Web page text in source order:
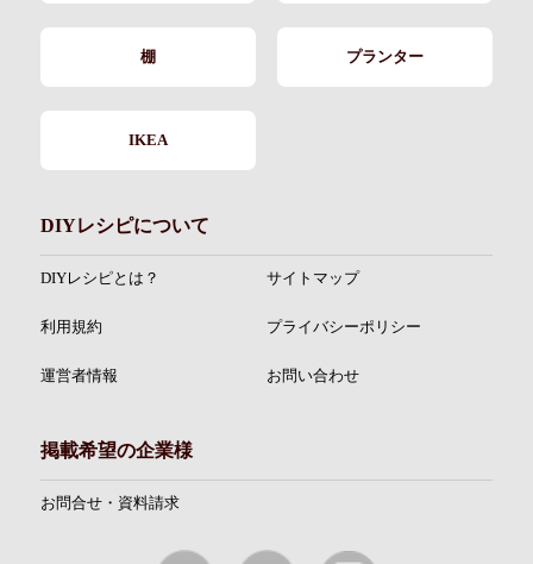
棚 プランター
IKEA
DIYレシピについて
DIYレシピとは？ サイトマップ
利用規約 プライバシーポリシー
運営者情報 お問い合わせ
掲載希望の企業様
お問合せ・資料請求